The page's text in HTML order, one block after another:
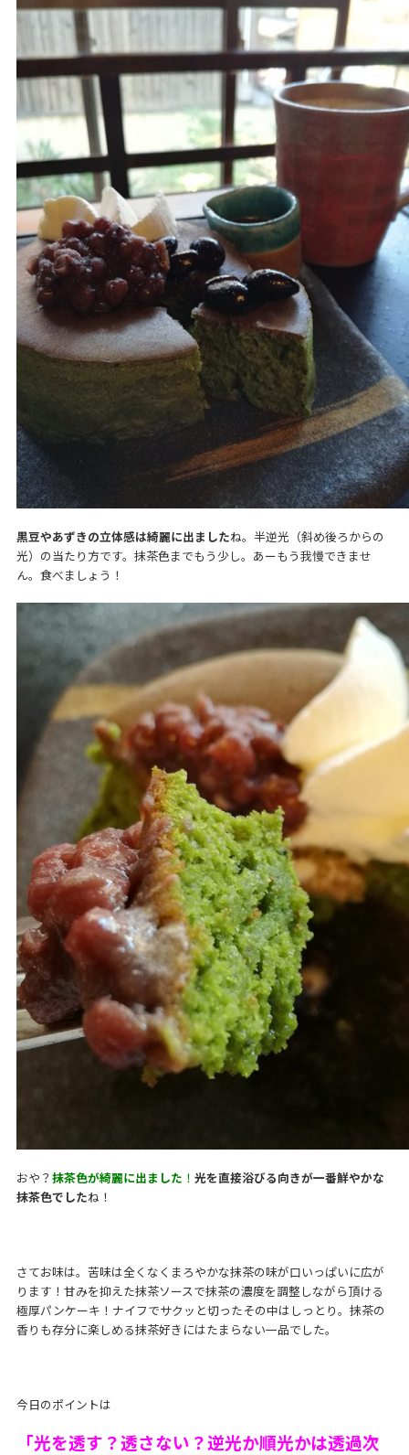
黒豆やあずきの立体感は綺麗に出ましたね。半逆光（斜め後ろからの
光）の当たり方です。抹茶色までもう少し。あーもう我慢できませ
ん。食べましょう！
おや？ 抹茶色が綺麗に出ました ！ 光を直接浴びる向きが一番鮮やかな
抹茶色でしたね！
さてお味は。苦味は全くなくまろやかな抹茶の味が口いっぱいに広が
ります！甘みを抑えた抹茶ソースで抹茶の濃度を調整しながら頂ける
極厚パンケーキ！ナイフでサクッと切ったその中はしっとり。抹茶の
香りも存分に楽しめる抹茶好きにはたまらない一品でした。
今日のポイントは
「光を透す？透さない？逆光か順光かは透過次